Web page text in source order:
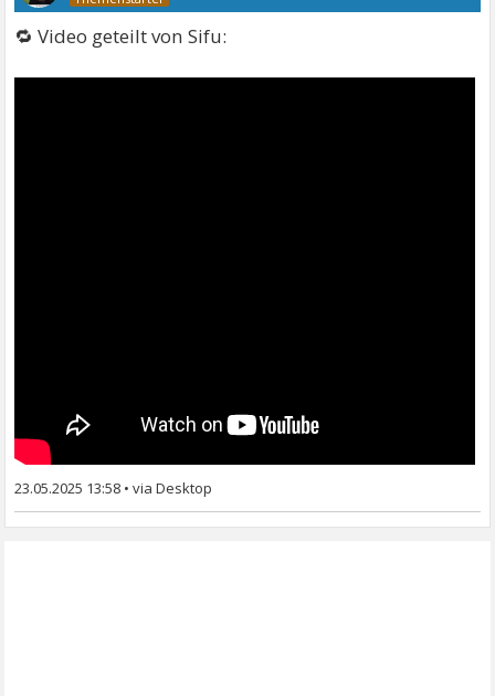
🔁 Video geteilt von Sifu:
23.05.2025 13:58 •